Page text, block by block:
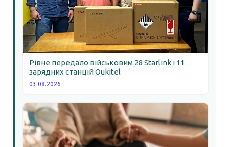
Рівне передало військовим 28 Starlink і 11
зарядних станцій Oukitel
03.08.2026